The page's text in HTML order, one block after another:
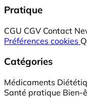
Pratique
CGU CGV Contact
Préférences cookies
Catégories
Médicaments
Santé pratique Bien-